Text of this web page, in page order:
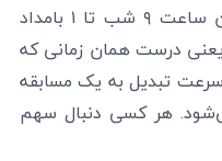
طبق بررسی‌ها، کاربران ایرانی بین ساعت ۹ شب تا ۱ بامداد
درست همان زمانی که
تبدیل به یک مسابقه
هر کسی دنبال سهم